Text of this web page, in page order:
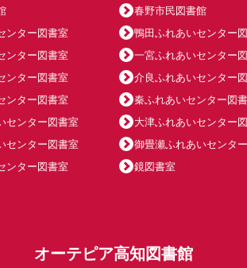
春野市民図書館
ンター図書室
鴨田ふれあいセンター
ンター図書室
一宮ふれあいセンター
ンター図書室
介良ふれあいセンター
ンター図書室
秦ふれあいセンター図
センター図書室
大津ふれあいセンター
センター図書室
御畳瀬ふれあいセンタ
ンター図書室
鏡図書室
オーテピア高知図書館